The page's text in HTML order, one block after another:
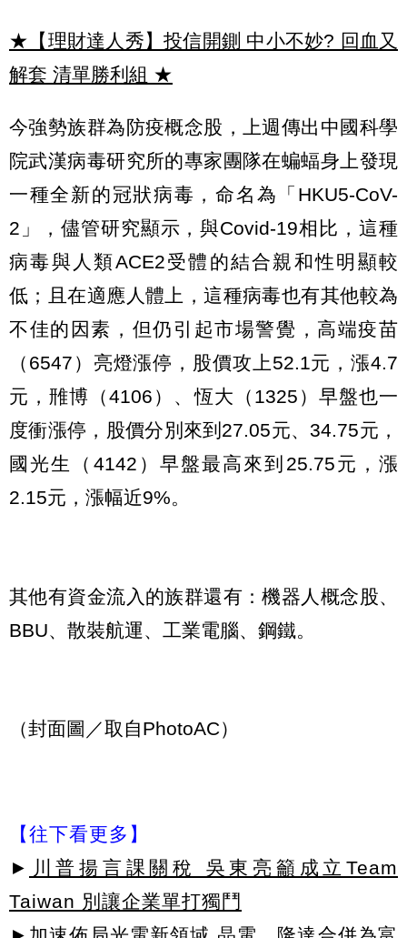
★【理財達人秀】投信開鍘 中小不妙? 回血又
解套 清單勝利組 ★
今強勢族群為防疫概念股，上週傳出中國科學
院武漢病毒研究所的專家團隊在蝙蝠身上發現
一種全新的冠狀病毒，命名為「HKU5-CoV-
2」，儘管研究顯示，與Covid-19相比，這種
病毒與人類ACE2受體的結合親和性明顯較
低；且在適應人體上，這種病毒也有其他較為
不佳的因素，但仍引起市場警覺，高端疫苗
（6547）亮燈漲停，股價攻上52.1元，漲4.7
元，雃博（4106）、恆大（1325）早盤也一
度衝漲停，股價分別來到27.05元、34.75元，
國光生（4142）早盤最高來到25.75元，漲
2.15元，漲幅近9%。
其他有資金流入的族群還有：機器人概念股、
BBU、散裝航運、工業電腦、鋼鐵。
（封面圖／取自PhotoAC）
【往下看更多】
► 川普揚言課關稅 吳東亮籲成立Team
Taiwan 別讓企業單打獨鬥